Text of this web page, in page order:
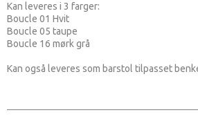
Kan leveres i 3 farger:
Boucle 01 Hvit
Boucle 05 taupe
Boucle 16 mørk grå
Kan også leveres som barstol tilpasset